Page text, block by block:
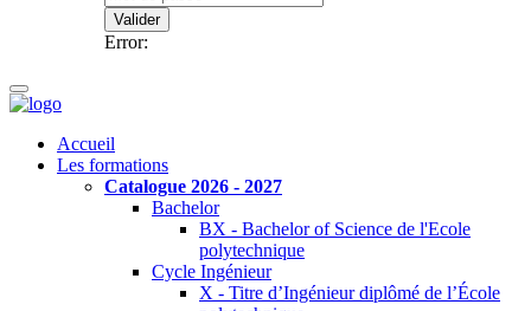
Valider
Error:
Accueil
Les formations
Catalogue 2026 - 2027
Bachelor
BX - Bachelor of Science de l'Ecole
polytechnique
Cycle Ingénieur
X - Titre d’Ingénieur diplômé de l’École